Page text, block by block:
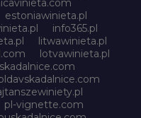
estoniawinieta.pl
info365.pl
litwawinieta.pl
lotvawinieta.pl
pl-vignette.com